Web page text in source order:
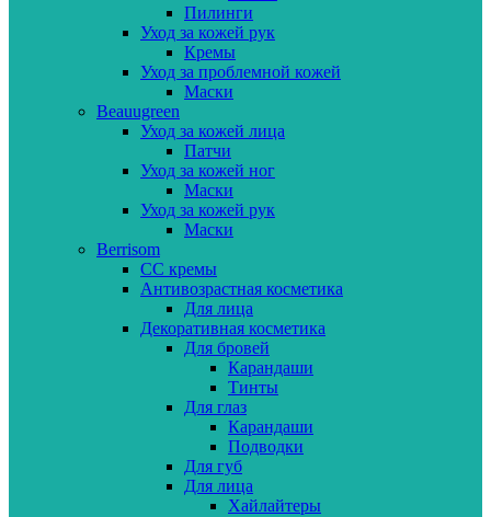
Пилинги
Уход за кожей рук
Кремы
Уход за проблемной кожей
Маски
Beauugreen
Уход за кожей лица
Патчи
Уход за кожей ног
Маски
Уход за кожей рук
Маски
Berrisom
CC кремы
Антивозрастная косметика
Для лица
Декоративная косметика
Для бровей
Карандаши
Тинты
Для глаз
Карандаши
Подводки
Для губ
Для лица
Хайлайтеры